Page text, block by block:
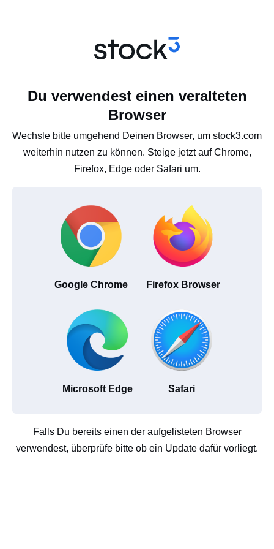
Du verwendest einen veralteten
Browser
Wechsle bitte umgehend Deinen Browser, um stock3.com
weiterhin nutzen zu können. Steige jetzt auf Chrome,
Firefox, Edge oder Safari um.
Google Chrome Firefox Browser
Microsoft Edge Safari
Falls Du bereits einen der aufgelisteten Browser
verwendest, überprüfe bitte ob ein Update dafür vorliegt.